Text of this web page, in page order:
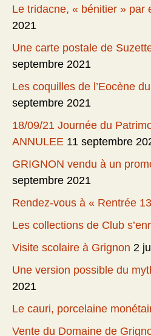
Le tridacne, « bénitier » par
2021
Une carte postale de
septembre 2021
Les coquilles de l’Eocène
septembre 2021
18/09/21 Journée du
ANNULEE 11 septembre
GRIGNON vendu à un
septembre 2021
Rendez-vous à « Rentrée
Les collections de Club
Visite scolaire à Grignon 2
Une version possible du
2021
Le cauri, porcelaine
Vente du Domaine de